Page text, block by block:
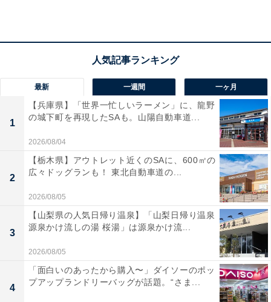
物を中に入れて持ち運ぶこともできる実用的な仕様で
す。2026年1月に発売された人気商品の待望の再販とな
っています。
最新 一週間 一ヶ月
1
【兵庫県】「世界一忙しいラーメン」に、龍野
の城下町を再現したSAも。山陽自動車道...
2026/08/04
2
【栃木県】アウトレット近くのSAに、600㎡の
広々ドッグランも！ 東北自動車道の...
2026/08/05
3
【山梨県の人気日帰り温泉】「山梨日帰り温泉
源泉かけ流しの湯 桜湯」は源泉かけ流...
2026/08/05
4
「面白いのあったから購入〜」ダイソーのポッ
プアップランドリーバッグが話題。“さま...